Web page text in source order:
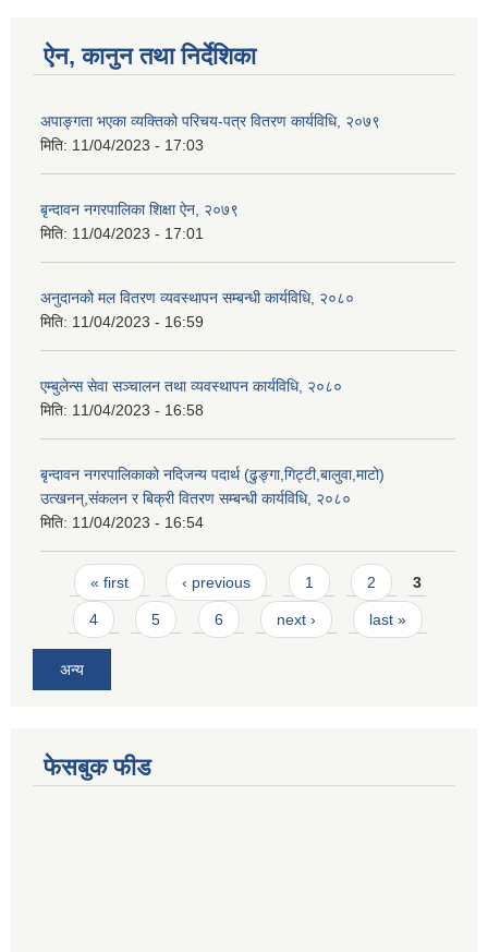
ऐन, कानुन तथा निर्देशिका
अपाङ्गता भएका व्यक्तिको परिचय-पत्र वितरण कार्यविधि, २०७९
मिति: 11/04/2023 - 17:03
बृन्दावन नगरपालिका शिक्षा ऐन, २०७९
मिति: 11/04/2023 - 17:01
अनुदानको मल वितरण व्यवस्थापन सम्बन्धी कार्यविधि, २०८०
मिति: 11/04/2023 - 16:59
एम्बुलेन्स सेवा सञ्चालन तथा व्यवस्थापन कार्यविधि, २०८०
मिति: 11/04/2023 - 16:58
बृन्दावन नगरपालिकाको नदिजन्य पदार्थ (ढुङ्गा,गिट्टी,बालुवा,माटो)
उत्खनन्,संकलन र बिक्री वितरण सम्बन्धी कार्यविधि, २०८०
मिति: 11/04/2023 - 16:54
Pages
« first ‹ previous 1 2 3
4 5 6 next › last »
अन्य
फेसबुक फीड